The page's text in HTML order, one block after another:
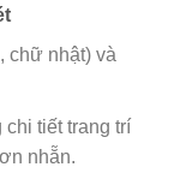
chữ nhật) và
chi tiết trang trí
nhẵn.